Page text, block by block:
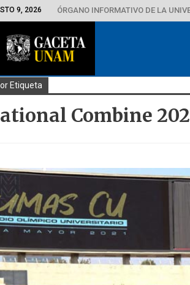
9, 2026 ÓRGANO INFORMATIVO DE LA
Etiqueta
Combine